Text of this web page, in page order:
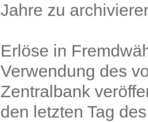
Jahre zu
Erlöse in
Verwendung des
Zentralbank
den letzten Tag